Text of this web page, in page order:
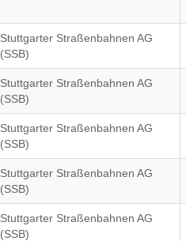
Stuttgarter Straßenbahnen AG
(SSB)
Stuttgarter Straßenbahnen AG
(SSB)
Stuttgarter Straßenbahnen AG
(SSB)
Stuttgarter Straßenbahnen AG
(SSB)
Stuttgarter Straßenbahnen AG
(SSB)